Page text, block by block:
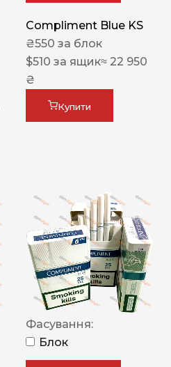
Compliment Blue KS
₴550 за блок
$510 за ящик≈ 22 950
₴
Купити
Фасування:
Блок